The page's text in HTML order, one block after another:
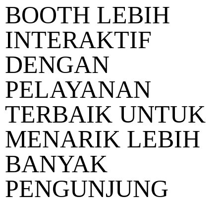
BOOTH LEBIH
INTERAKTIF
DENGAN
PELAYANAN
TERBAIK UNTUK
MENARIK LEBIH
BANYAK
PENGUNJUNG